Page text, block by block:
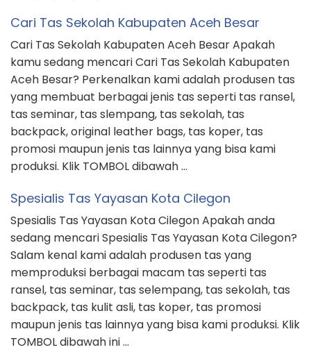
Cari Tas Sekolah Kabupaten Aceh Besar
Cari Tas Sekolah Kabupaten Aceh Besar Apakah
kamu sedang mencari Cari Tas Sekolah Kabupaten
Aceh Besar? Perkenalkan kami adalah produsen tas
yang membuat berbagai jenis tas seperti tas ransel,
tas seminar, tas slempang, tas sekolah, tas
backpack, original leather bags, tas koper, tas
promosi maupun jenis tas lainnya yang bisa kami
produksi. Klik TOMBOL dibawah …
Spesialis Tas Yayasan Kota Cilegon
Spesialis Tas Yayasan Kota Cilegon Apakah anda
sedang mencari Spesialis Tas Yayasan Kota Cilegon?
Salam kenal kami adalah produsen tas yang
memproduksi berbagai macam tas seperti tas
ransel, tas seminar, tas selempang, tas sekolah, tas
backpack, tas kulit asli, tas koper, tas promosi
maupun jenis tas lainnya yang bisa kami produksi. Klik
TOMBOL dibawah ini …